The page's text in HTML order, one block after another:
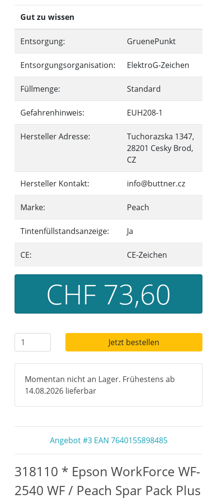
Gut zu wissen
Entsorgung: GruenePunkt
Entsorgungsorganisation: ElektroG-Zeichen
Füllmenge: Standard
Gefahrenhinweis: EUH208-1
Hersteller Adresse:
Tuchorazska 1347,
28201 Cesky Brod,
CZ
Hersteller Kontakt: info@buttner.cz
Marke: Peach
Tintenfüllstandsanzeige: Ja
CE: CE-Zeichen
CHF 73,60
Jetzt bestellen
Momentan nicht an Lager. Frühestens ab
14.08.2026 lieferbar
Angebot #3 EAN 7640155898485
318110 * Epson WorkForce WF-
2540 WF / Peach Spar Pack Plus